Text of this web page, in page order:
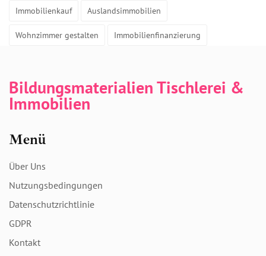
Immobilienkauf Auslandsimmobilien
Wohnzimmer gestalten Immobilienfinanzierung
Bildungsmaterialien Tischlerei &
Immobilien
Menü
Über Uns
Nutzungsbedingungen
Datenschutzrichtlinie
GDPR
Kontakt